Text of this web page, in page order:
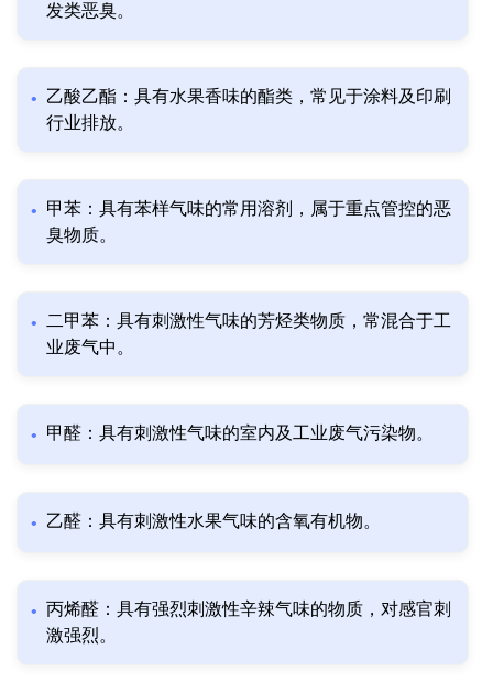
发类恶臭。
乙酸乙酯：具有水果香味的酯类，常见于涂料及印刷
行业排放。
甲苯：具有苯样气味的常用溶剂，属于重点管控的恶
臭物质。
二甲苯：具有刺激性气味的芳烃类物质，常混合于工
业废气中。
甲醛：具有刺激性气味的室内及工业废气污染物。
乙醛：具有刺激性水果气味的含氧有机物。
丙烯醛：具有强烈刺激性辛辣气味的物质，对感官刺
激强烈。